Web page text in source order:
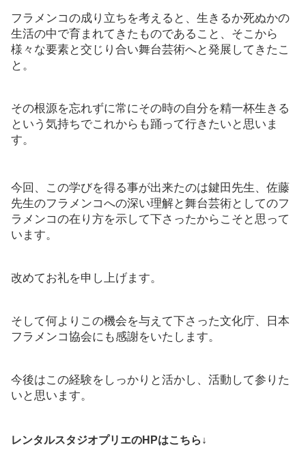
フラメンコの成り立ちを考えると、生きるか死ぬかの
生活の中で育まれてきたものであること、そこから
様々な要素と交じり合い舞台芸術へと発展してきたこ
と。
その根源を忘れずに常にその時の自分を精一杯生きる
という気持ちでこれからも踊って行きたいと思いま
す。
今回、この学びを得る事が出来たのは鍵田先生、佐藤
先生のフラメンコへの深い理解と舞台芸術としてのフ
ラメンコの在り方を示して下さったからこそと思って
います。
改めてお礼を申し上げます。
そして何よりこの機会を与えて下さった文化庁、日本
フラメンコ協会にも感謝をいたします。
今後はこの経験をしっかりと活かし、活動して参りた
いと思います。
レンタルスタジオプリエのHPはこちら↓